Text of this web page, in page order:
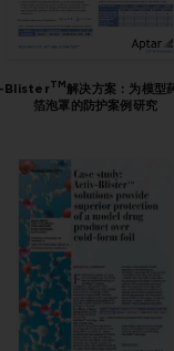
BlisterTM解决方案：为模型
箔泡罩的防护案例研究